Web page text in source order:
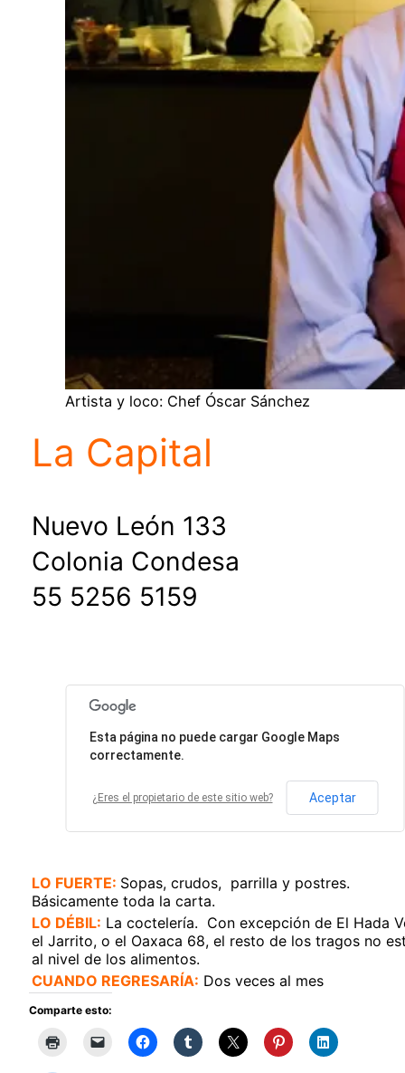
Artista y loco: Chef Óscar Sánchez
La Capital
Nuevo León 133
Colonia Condesa
55 5256 5159
Esta página no puede cargar Google Maps
correctamente.
¿Eres el propietario de este sitio web? Aceptar
LO FUERTE: Sopas, crudos, parrilla y postres.
Básicamente toda la carta.
LO DÉBIL: La coctelería. Con excepción de El Hada
el Jarrito, o el Oaxaca 68, el resto de los tragos no
al nivel de los alimentos.
CUANDO REGRESARÍA: Dos veces al mes
Comparte esto: